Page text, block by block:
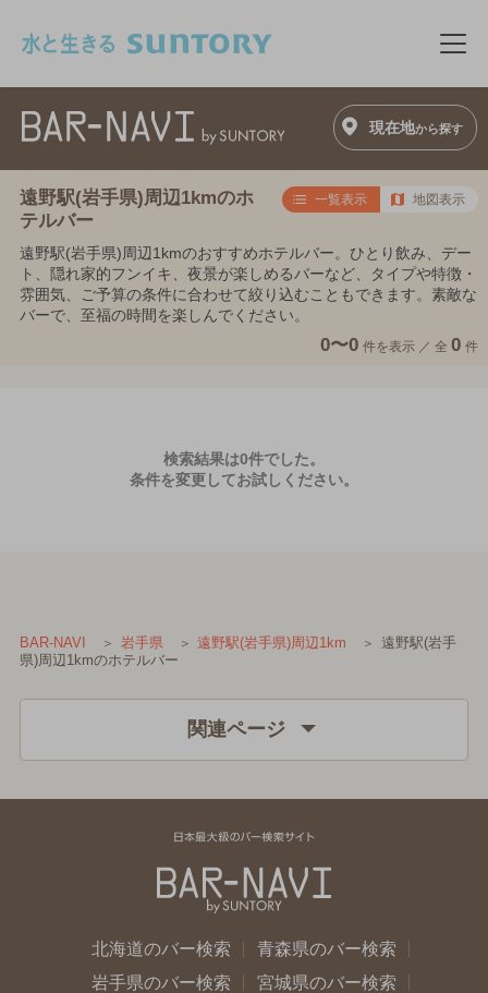
メ
現在地から探す
遠野駅(岩手県)周辺1kmのホ
テルバー
一覧表示 地図表示
遠野駅(岩手県)周辺1kmのおすすめホテルバー。ひとり飲み、デー
ト、隠れ家的フンイキ、夜景が楽しめるバーなど、タイプや特徴・
雰囲気、ご予算の条件に合わせて絞り込むこともできます。素敵な
バーで、至福の時間を楽しんでください。
0〜0 件を表示 ／ 全 0 件
検索結果は0件でした。
条件を変更してお試しください。
BAR-NAVI 岩手県 遠野駅(岩手県)周辺1km
遠野駅(岩手
県)周辺1kmのホテルバー
関連ページ
北海道のバー検索
青森県のバー検索
岩手県のバー検索
宮城県のバー検索